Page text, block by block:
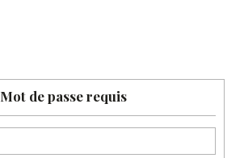
Mot de passe requis